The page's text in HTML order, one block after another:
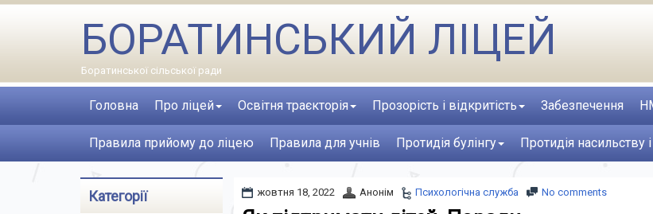
БОРАТИНСЬКИЙ ЛІЦЕЙ
Боратинської сільської ради
Головна Про ліцей Освітня траєкторія Прозорість і відкритість Забезпечення
Правила прийому до ліцею Правила для учнів Протидія булінгу Протидія насильству
жовтня 18, 2022 Анонім Психологічна служба No comments
Категорії